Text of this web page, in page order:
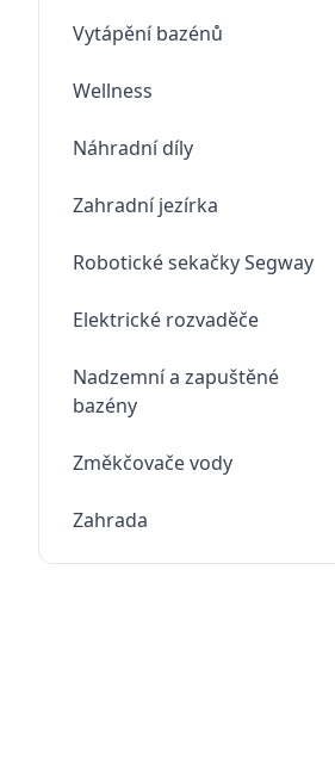
Vytápění bazénů
Wellness
Náhradní díly
Zahradní jezírka
Robotické sekačky Segway
Elektrické rozvaděče
Nadzemní a zapuštěné
bazény
Změkčovače vody
Zahrada